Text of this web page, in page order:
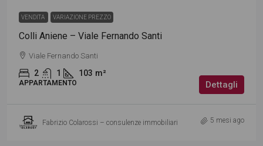
VENDITA VARIAZIONE PREZZO
Colli Aniene – Viale Fernando Santi
Viale Fernando Santi
2 1 103 m²
APPARTAMENTO Dettagli
Fabrizio Colarossi – consulenze immobiliari 5 mesi ago